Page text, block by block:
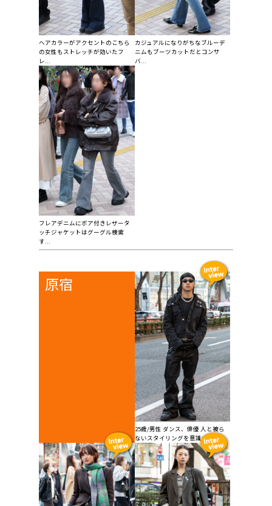
ヘアカラーがアクセントのこちら
の女性もストレッチが効いたフ
レ...
カジュアルになりがちなブルーデ
ニムもブーツカットだとコンサ
バ...
フレアデニムにボア付きレザータ
ッチジャケットはグーグル検索
す...
原宿
25歳/男性 ダンス、俳優 人と被ら
ないスタイリングを意識するた...